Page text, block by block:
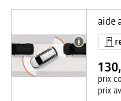
aide
prix
prix